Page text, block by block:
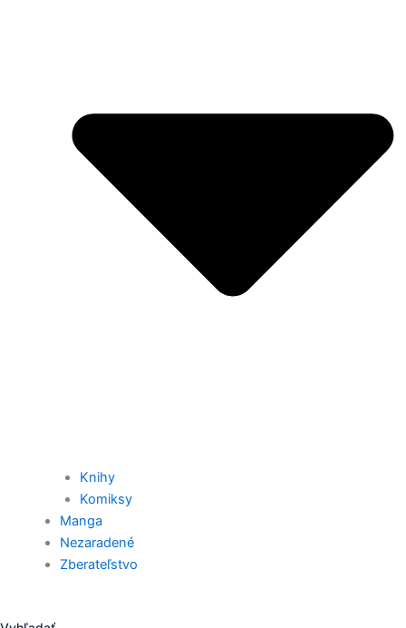
Knihy
Komiksy
Manga
Nezaradené
Zberateľstvo